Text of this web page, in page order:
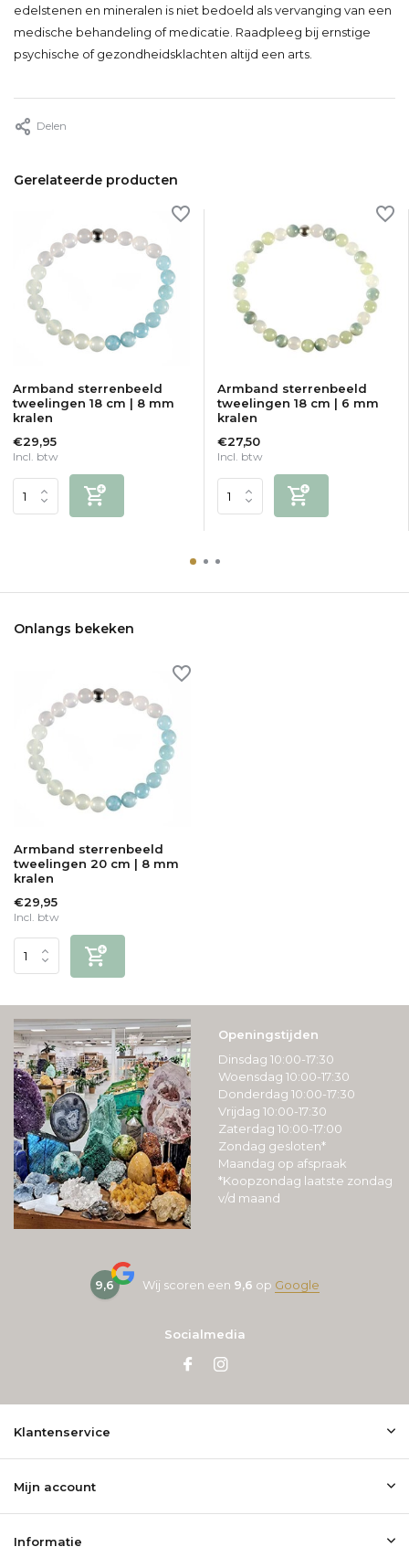
edelstenen en mineralen is niet bedoeld als vervanging van een
medische behandeling of medicatie. Raadpleeg bij ernstige
psychische of gezondheidsklachten altijd een arts.
Delen
Gerelateerde producten
Armband sterrenbeeld
tweelingen 18 cm | 8 mm
kralen
€29,95
Incl. btw
Armband sterrenbeeld
tweelingen 18 cm | 6 mm
kralen
€27,50
Incl. btw
Onlangs bekeken
Armband sterrenbeeld
tweelingen 20 cm | 8 mm
kralen
€29,95
Incl. btw
Openingstijden
Dinsdag 10:00-17:30
Woensdag 10:00-17:30
Donderdag 10:00-17:30
Vrijdag 10:00-17:30
Zaterdag 10:00-17:00
Zondag gesloten*
Maandag op afspraak
*Koopzondag laatste zondag
v/d maand
9,6 Wij scoren een 9,6 op Google
Socialmedia
Klantenservice
Mijn account
Informatie